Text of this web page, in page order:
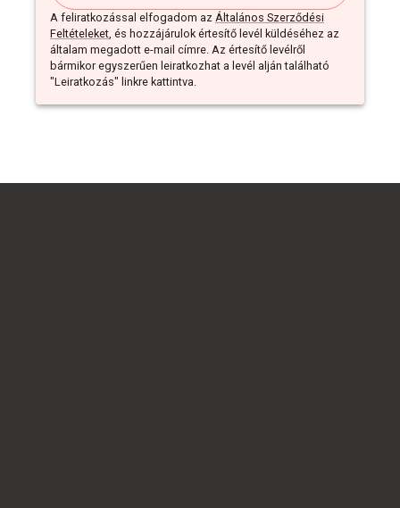
A feliratkozással elfogadom az Általános Szerződési
Feltételeket, és hozzájárulok értesítő levél küldéséhez az
általam megadott e-mail címre. Az értesítő levélről
bármikor egyszerűen leiratkozhat a levél alján található
"Leiratkozás" linkre kattintva.